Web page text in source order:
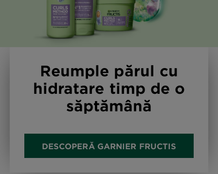
Reumple părul cu
hidratare timp de o
săptămână
DESCOPERĂ GARNIER FRUCTIS